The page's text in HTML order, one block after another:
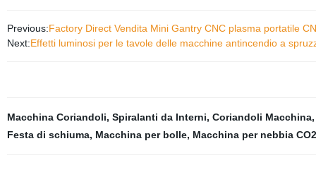
Previous:Factory Direct Vendita Mini Gantry CNC plasma portatile
Next:Effetti luminosi per le tavole delle macchine antincendio a
Macchina Coriandoli, Spiralanti da Interni, Coriandoli Macchina
Festa di schiuma, Macchina per bolle, Macchina per nebbia CO2